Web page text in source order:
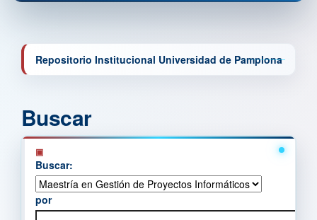
Repositorio Institucional Universidad de Pamplona
Buscar
Buscar:
por